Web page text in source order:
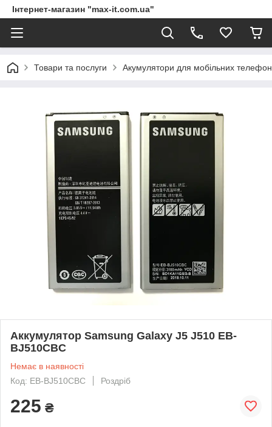
Інтернет-магазин "max-it.com.ua"
Товари та послуги Акумулятори для мобільних
Аккумулятор Samsung Galaxy J5 J510 EB-
BJ510CBC
Немає в наявності
Код: EB-BJ510CBC
Роздріб
225 ₴